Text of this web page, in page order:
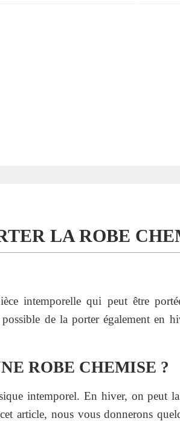
LA ROBE
intemporelle qui peut être
de la porter également en
ROBE CHEMISE ?
intemporel. En hiver, on peut
article, nous vous donnerons